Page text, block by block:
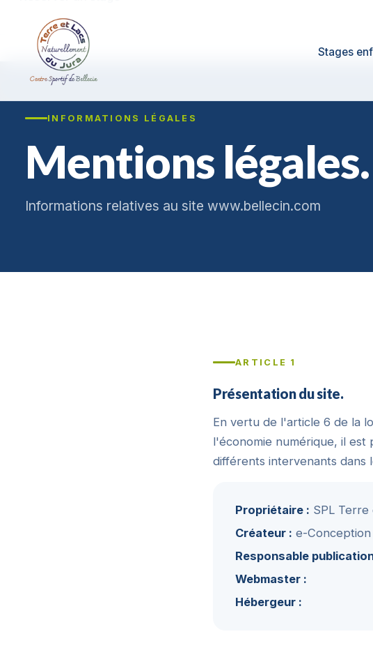
Stages
INFORMATIONS LÉGALES
Mentions légales.
Informations relatives au site www.bellecin.com
ARTICLE 1
Présentation du site.
En vertu de l'article 6 de la
l'économie numérique, il est
différents intervenants dans
Propriétaire : SPL
Créateur : e-Conception
Responsable
Webmaster :
Hébergeur :